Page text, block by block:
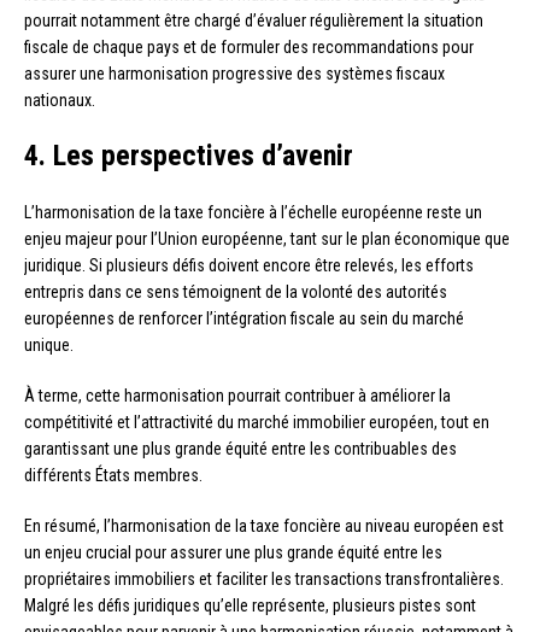
pourrait notamment être chargé d’évaluer régulièrement la situation
fiscale de chaque pays et de formuler des recommandations pour
assurer une harmonisation progressive des systèmes fiscaux
nationaux.
4. Les perspectives d’avenir
L’harmonisation de la taxe foncière à l’échelle européenne reste un
enjeu majeur pour l’Union européenne, tant sur le plan économique que
juridique. Si plusieurs défis doivent encore être relevés, les efforts
entrepris dans ce sens témoignent de la volonté des autorités
européennes de renforcer l’intégration fiscale au sein du marché
unique.
À terme, cette harmonisation pourrait contribuer à améliorer la
compétitivité et l’attractivité du marché immobilier européen, tout en
garantissant une plus grande équité entre les contribuables des
différents États membres.
En résumé, l’harmonisation de la taxe foncière au niveau européen est
un enjeu crucial pour assurer une plus grande équité entre les
propriétaires immobiliers et faciliter les transactions transfrontalières.
Malgré les défis juridiques qu’elle représente, plusieurs pistes sont